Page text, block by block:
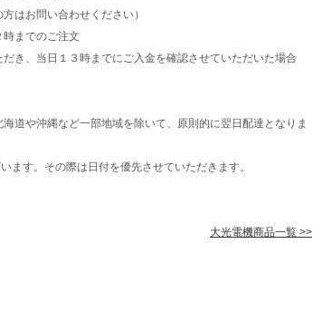
はお問い合わせください）
までのご注文
き、当日１３時までにご入金を確認させていただいた場合
道や沖縄など一部地域を除いて、原則的に翌日配達となりま
ます。その際は日付を優先させていただきます。
大光電機商品一覧 >>